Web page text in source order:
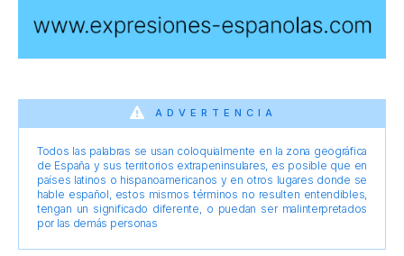
ADVERTENCIA
Todos las palabras se usan coloquialmente en la zona geográfica
de España y sus territorios extrapeninsulares, es posible que en
países latinos o hispanoamericanos y en otros lugares donde se
hable español, estos mismos términos no resulten entendibles,
tengan un significado diferente, o puedan ser malinterpretados
por las demás personas